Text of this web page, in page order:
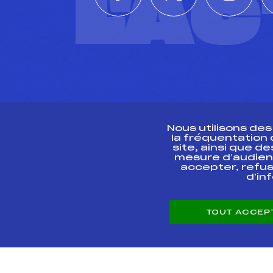
ESPACE PRESSE
Nous utilisons
la fréquentation
site, ainsi que
mesure
accepter,
TOUT